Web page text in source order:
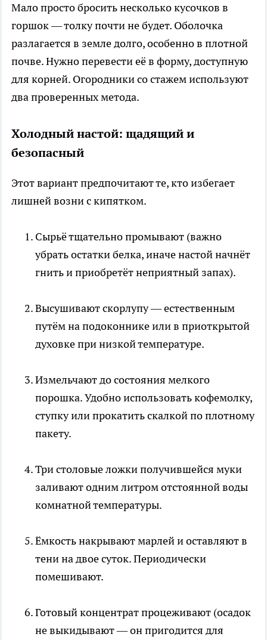
Мало просто бросить несколько кусочков в
горшок — толку почти не будет. Оболочка
разлагается в земле долго, особенно в плотной
почве. Нужно перевести её в форму, доступную
для корней. Огородники со стажем используют
два проверенных метода.
Холодный настой: щадящий и
безопасный
Этот вариант предпочитают те, кто избегает
лишней возни с кипятком.
Сырьё тщательно промывают (важно
убрать остатки белка, иначе настой начнёт
гнить и приобретёт неприятный запах).
Высушивают скорлупу — естественным
путём на подоконнике или в приоткрытой
духовке при низкой температуре.
Измельчают до состояния мелкого
порошка. Удобно использовать кофемолку,
ступку или прокатить скалкой по плотному
пакету.
Три столовые ложки получившейся муки
заливают одним литром отстоянной воды
комнатной температуры.
Ёмкость накрывают марлей и оставляют в
тени на двое суток. Периодически
помешивают.
Готовый концентрат процеживают (осадок
не выкидывают — он пригодится для